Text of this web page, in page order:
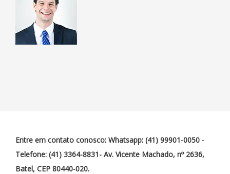
Entre em contato conosco: Whatsapp: (41) 99901-0050 -
Telefone: (41) 3364-8831- Av. Vicente Machado, nº 2636,
Batel, CEP 80440-020.